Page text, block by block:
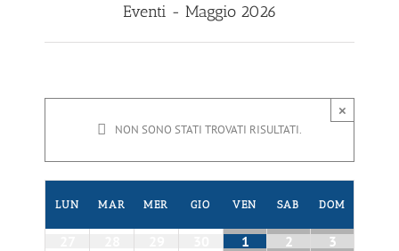
Eventi - Maggio 2026
×
NON SONO STATI TROVATI RISULTATI.
diLUN MAR MER GIO VEN SAB DOM
1 2 3